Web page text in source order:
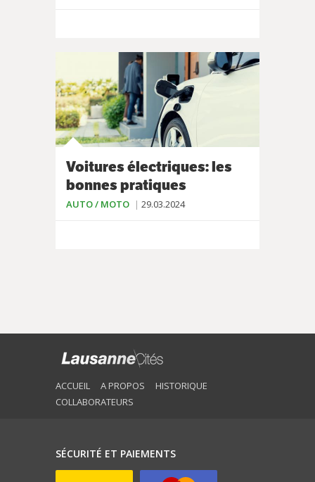
Voitures électriques: les
bonnes pratiques
AUTO / MOTO 29.03.2024
ACCUEIL A PROPOS
HISTORIQUE
COLLABORATEURS
SÉCURITÉ ET PAIEMENTS